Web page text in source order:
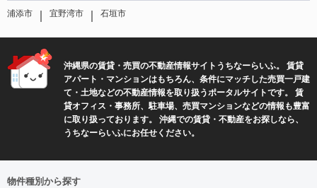
浦添市 ｜ 宜野湾市 ｜ 石垣市
沖縄県の賃貸・売買の不動産情報サイトうちなーらいふ。 賃貸
アパート・マンションはもちろん、条件にマッチした売買一戸建
て・土地などの不動産情報を取り扱うポータルサイトです。 賃
貸オフィス・事務所、駐車場、売買マンションなどの情報も豊富
に取り扱っております。 沖縄での賃貸・不動産をお探しなら、
うちなーらいふにお任せください。
物件種別から探す